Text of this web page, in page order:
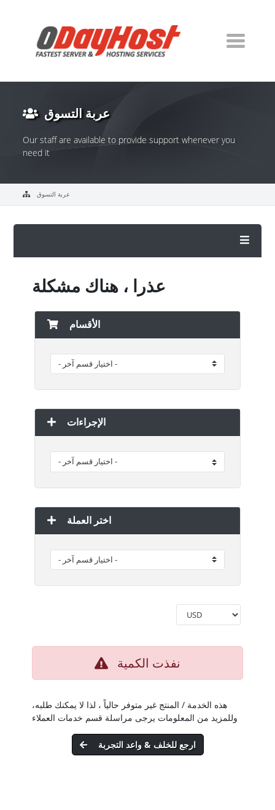
عربة التسوق
Our staff are available to provide support whenever you
need it
عربة التسوق
عذرا ، هناك مشكلة
الأقسام
الإجراءات
اختر العملة
نفذت الكمية
هذه الخدمة / المنتج غير متوفر حالياً ، لذا لا يمكنك طلبه،
وللمزيد من المعلومات يرجى مراسلة قسم خدمات العملاء
ارجع للخلف & واعد التجربة